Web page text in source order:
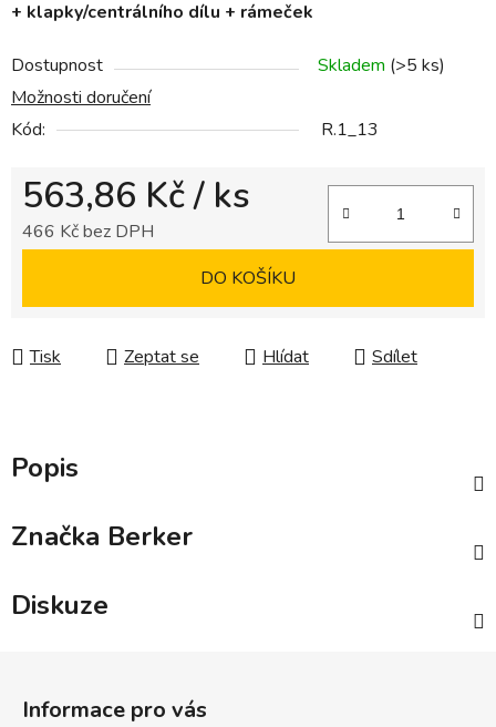
+ klapky/centrálního dílu + rámeček
Dostupnost Skladem (>5 ks)
Možnosti doručení
Kód:
R.1_13
563,86 Kč/ ks
466 Kč bez DPH
DO KOŠÍKU
Tisk Zeptat se Hlídat Sdílet
Popis
Značka Berker
Diskuze
Informace pro vás